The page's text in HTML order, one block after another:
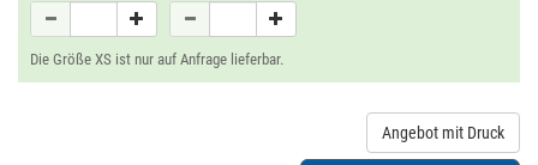
Die Größe XS ist nur auf Anfrage lieferbar.
Angebot mit Druck